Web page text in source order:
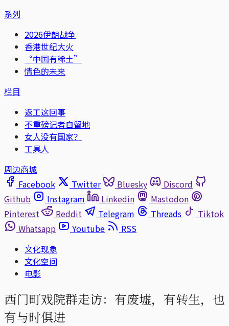
系列
2026伊朗战争
香港世纪大火
“中国有稀土”
情色的未来
栏目
返工这回事
不重磅记者自留地
女人没有国家？
工具人
周边商城
Facebook
Twitter Bluesky
Discord
Github
Instagram Linkedin
Mastodon
Pinterest
Reddit Telegram Threads
Tiktok
Whatsapp
Youtube
RSS
文化现象
文化空间
电影
西门町戏院群走访：有废墟，有转生，也
有与时俱进